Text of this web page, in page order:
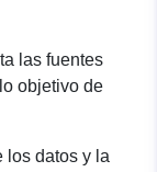
las fuentes
objetivo de
los datos y la